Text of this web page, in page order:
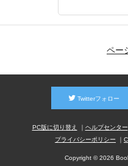
ペー
Twitterフォロー
PC版に切り替え ヘルプセンター
プライバシーポリシー
Copyright © 2026